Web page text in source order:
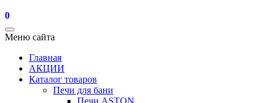
0
Toggle
navigation
Меню сайта
Главная
АКЦИИ
Каталог товаров
Печи для бани
Печи ASTON